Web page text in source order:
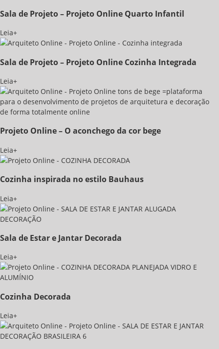
Sala de Projeto – Projeto Online Quarto Infantil
Leia+
Sala de Projeto – Projeto Online Cozinha Integrada
Leia+
Projeto Online – O aconchego da cor bege
Leia+
Cozinha inspirada no estilo Bauhaus
Leia+
Sala de Estar e Jantar Decorada
Leia+
Cozinha Decorada
Leia+